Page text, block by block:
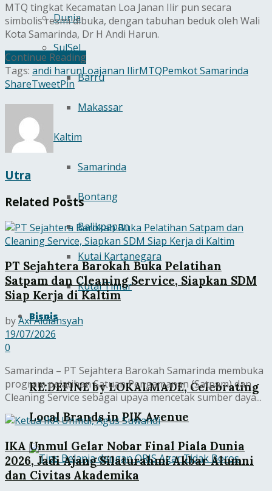
Dunia
SulSel
Barru
Makassar
Kaltim
Samarinda
Bontang
Balikpapan
Kutai Kartanegara
Kutai Timur
Bisnis
RE:DEFINE by LOKALMADE, Celebrating
Local Brands in PIK Avenue
MTQ tingkat Kecamatan Loa Janan Ilir pun secara
simbolis resmi dibuka, dengan tabuhan beduk oleh Wali
Kota Samarinda, Dr H Andi Harun.
Continue Reading
Tags: andi harunLoajanan IlirMTQPemkot Samarinda
ShareTweetPin
Utra
Related Posts
PT Sejahtera Barokah Buka Pelatihan
Satpam dan Cleaning Service, Siapkan SDM
Siap Kerja di Kaltim
byAxl Aldiansyah
19/07/2026
0
Samarinda – PT Sejahtera Barokah Samarinda membuka
program pelatihan Satuan Pengamanan (Satpam) dan
Cleaning Service sebagai upaya mencetak sumber daya...
IKA Unmul Gelar Nobar Final Piala Dunia
2026, Jadi Ajang Silaturahmi Akbar Alumni
dan Civitas Akademika